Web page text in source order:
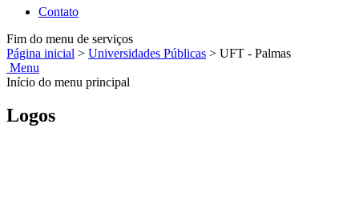
Contato
Fim do menu de serviços
Página inicial > Universidades Públicas > UFT - Palmas
Menu
Início do menu principal
Logos